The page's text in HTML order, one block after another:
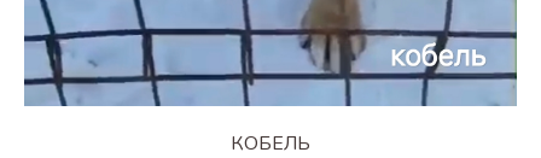
КОБЕЛЬ